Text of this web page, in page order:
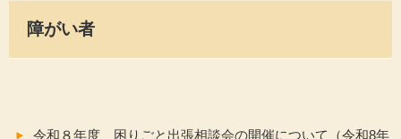
メ
ー
障がい者
令和８年度 困りごと出張相談会の開催について（令和8年